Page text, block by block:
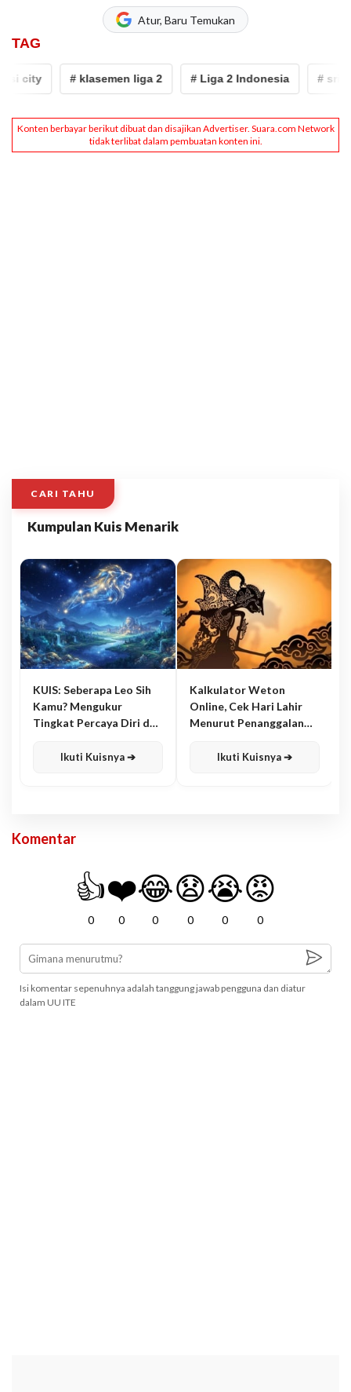
Atur, Baru Temukan
TAG
city # klasemen liga 2 # Liga 2 Indonesia #
CARI TAHU
Kumpulan Kuis Menarik
KUIS: Seberapa Leo Sih
Kamu? Mengukur
Tingkat Percaya Diri dan
Ikuti Kuisnya ➔
Kalkulator Weton
Online, Cek Hari Lahir
Menurut Penanggalan
Ikuti Kuisnya ➔
Komentar
👍
0
❤️
0
😂
0
😧
0
😭
0
😡
0
Isi komentar sepenuhnya adalah tanggung jawab pengguna dan diatur
dalam UU ITE